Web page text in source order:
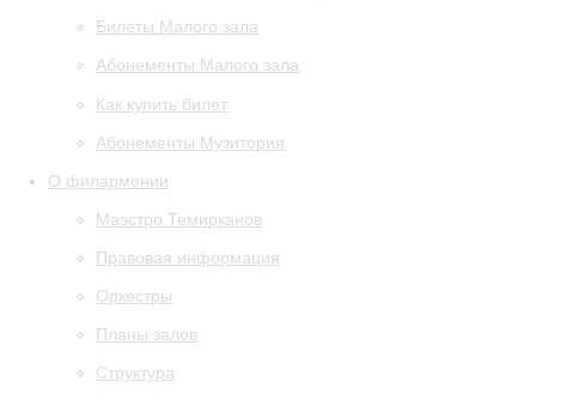
Билеты Малого зала
Абонементы Малого зала
Как купить билет
Абонементы Музитория
О филармонии
Маэстро Темирканов
Правовая информация
Оркестры
Планы залов
Структура